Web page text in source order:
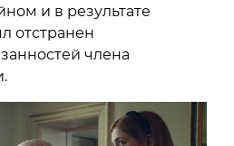
и в результате
отстранен
члена